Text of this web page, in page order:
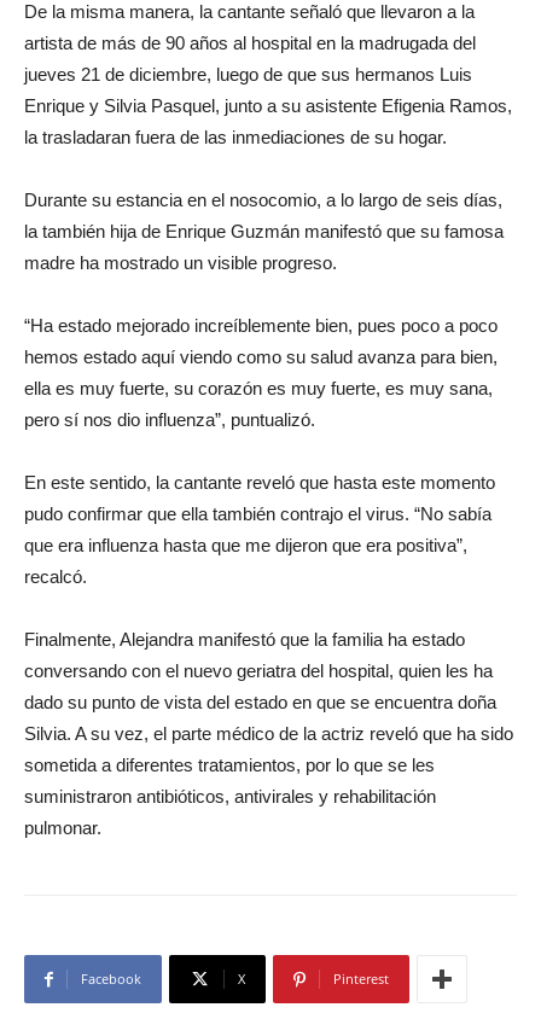
De la misma manera, la cantante señaló que llevaron a la
artista de más de 90 años al hospital en la madrugada del
jueves 21 de diciembre, luego de que sus hermanos Luis
Enrique y Silvia Pasquel, junto a su asistente Efigenia Ramos,
la trasladaran fuera de las inmediaciones de su hogar.
Durante su estancia en el nosocomio, a lo largo de seis días,
la también hija de Enrique Guzmán manifestó que su famosa
madre ha mostrado un visible progreso.
“Ha estado mejorado increíblemente bien, pues poco a poco
hemos estado aquí viendo como su salud avanza para bien,
ella es muy fuerte, su corazón es muy fuerte, es muy sana,
pero sí nos dio influenza”, puntualizó.
En este sentido, la cantante reveló que hasta este momento
pudo confirmar que ella también contrajo el virus. “No sabía
que era influenza hasta que me dijeron que era positiva”,
recalcó.
Finalmente, Alejandra manifestó que la familia ha estado
conversando con el nuevo geriatra del hospital, quien les ha
dado su punto de vista del estado en que se encuentra doña
Silvia. A su vez, el parte médico de la actriz reveló que ha sido
sometida a diferentes tratamientos, por lo que se les
suministraron antibióticos, antivirales y rehabilitación
pulmonar.
Facebook X Pinterest